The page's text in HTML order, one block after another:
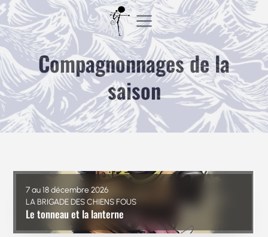
Aller
au
contenu
Compagnonnages de la
saison
7 au 18 décembre 2026
LA BRIGADE DES CHIENS FOUS
Le tonneau et la lanterne